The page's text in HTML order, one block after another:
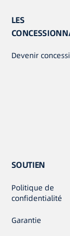
LES
Devenir
SOUTIEN
Politique de
confidentialité
Garantie